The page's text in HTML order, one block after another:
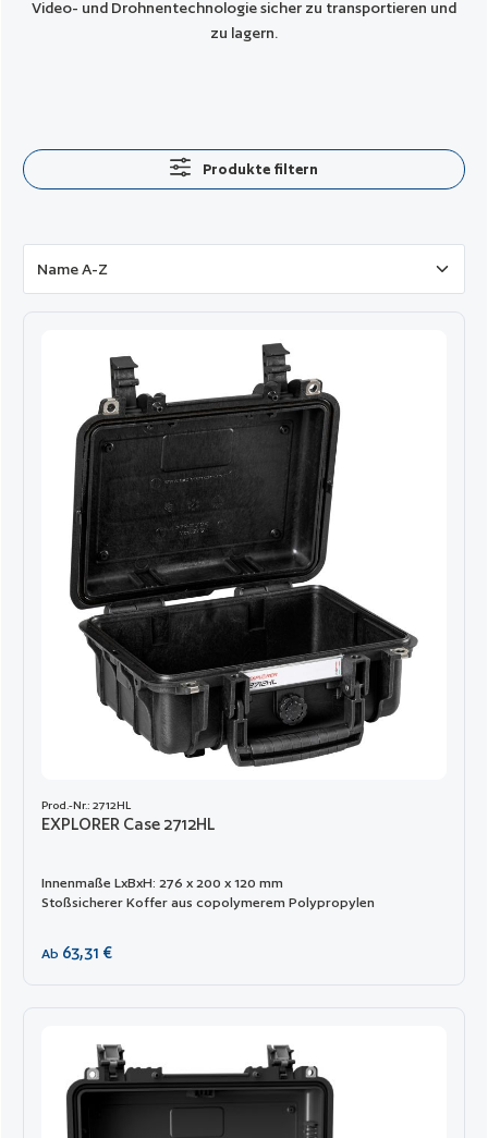
Video- und Drohnentechnologie sicher zu transportieren und
zu lagern.
Produkte filtern
Prod.-Nr.: 2712HL
EXPLORER Case 2712HL
Innenmaße LxBxH: 276 x 200 x 120 mm
Stoßsicherer Koffer aus copolymerem Polypropylen
Regulärer Preis:
Ab 63,31 €